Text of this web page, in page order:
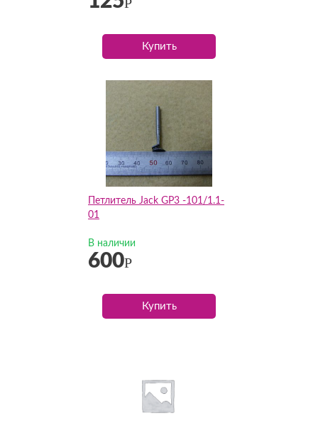
Купить
Петлитель Jack GP3 -101/1.1-
01
В наличии
600Р
Купить